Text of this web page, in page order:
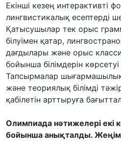
Екінші кезең интерактивті
лингвистикалық есептерді
Қатысушылар тек орыс
білуімен қатар,
дағдылары және орыс
бойынша білімдерін
Тапсырмалар
және теориялық білімді
қабілетін арттыруға
Олимпиада нәтижелері екі
бойынша анықталды.